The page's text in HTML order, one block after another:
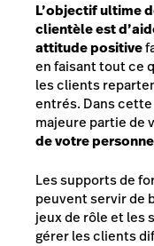
L’objectif ultime
clientèle est
attitude positive
en faisant tout ce
les clients
entrés. Dans
majeure partie de
de votre
Les supports de
peuvent servir de
jeux de rôle et les
gérer les clients